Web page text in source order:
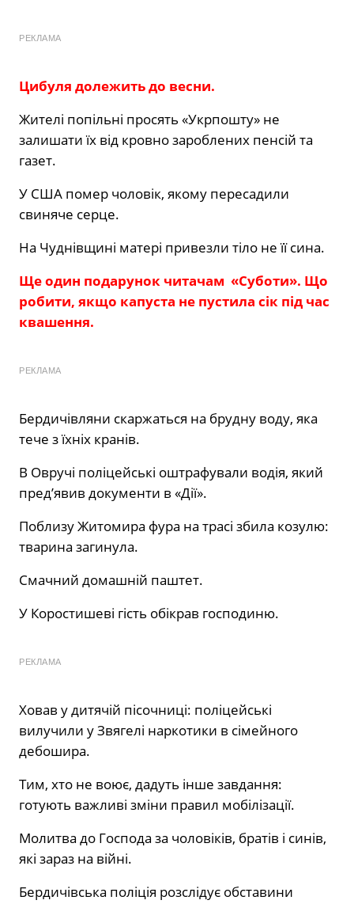
РЕКЛАМА
Цибуля долежить до весни.
Жителі попільні просять «Укрпошту» не
залишати їх від кровно зароблених пенсій та
газет.
У США помер чоловік, якому пересадили
свиняче серце.
На Чуднівщині матері привезли тіло не її сина.
Ще один подарунок читачам «Суботи». Що
робити, якщо капуста не пустила сік під час
квашення.
РЕКЛАМА
Бердичівляни скаржаться на брудну воду, яка
тече з їхніх кранів.
В Овручі поліцейські оштрафували водія, який
пред’явив документи в «Дії».
Поблизу Житомира фура на трасі збила козулю:
тварина загинула.
Смачний домашній паштет.
У Коростишеві гість обікрав господиню.
РЕКЛАМА
Ховав у дитячій пісочниці: поліцейські
вилучили у Звягелі наркотики в сімейного
дебошира.
Тим, хто не воює, дадуть інше завдання:
готують важливі зміни правил мобілізації.
Молитва до Господа за чоловіків, братів і синів,
які зараз на війні.
Бердичівська поліція розслідує обставини